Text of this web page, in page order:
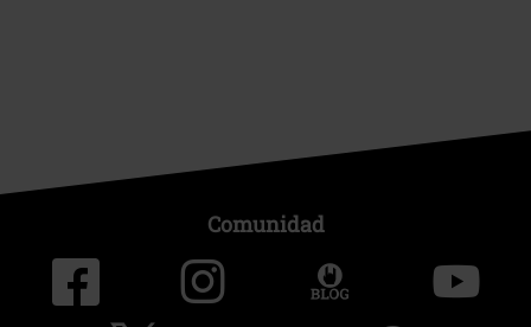
Comunidad